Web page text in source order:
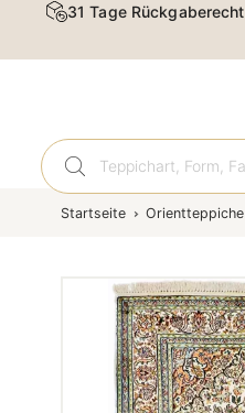
31 Tage Rückgaberecht
Startseite Orientteppiche